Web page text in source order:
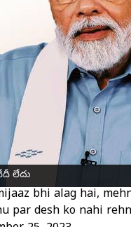
లేదు
వరస రాజకీయ
జన్ ఆశీర్వాద్
2 గంటలకు
మైదానానికి
శ్రమ వేరు:
bhi alag hai,
par desh ko nahi